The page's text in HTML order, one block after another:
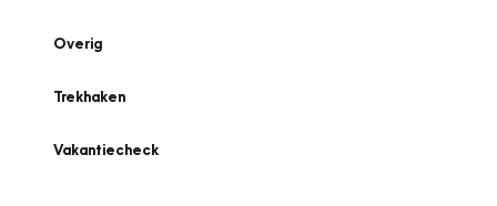
Overig
Trekhaken
Vakantiecheck